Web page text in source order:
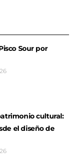
Sour por
cultural:
el diseño de